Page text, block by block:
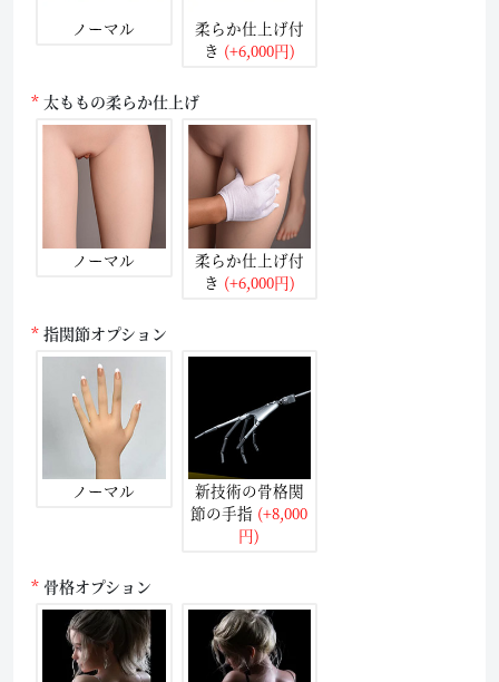
ノーマル
柔らか仕上げ付
き (+6,000円)
太ももの柔らか仕上げ
ノーマル
柔らか仕上げ付
き (+6,000円)
指関節オプション
ノーマル
新技術の骨格関
節の手指 (+8,000
円)
骨格オプション